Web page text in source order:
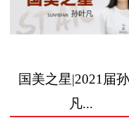
国美之星|2021届
凡...